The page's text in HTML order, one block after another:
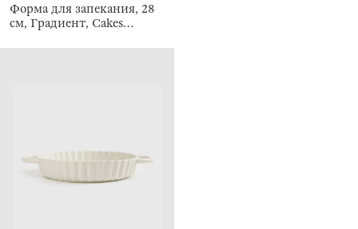
Форма для запекания, 28
см, Градиент, Cakes